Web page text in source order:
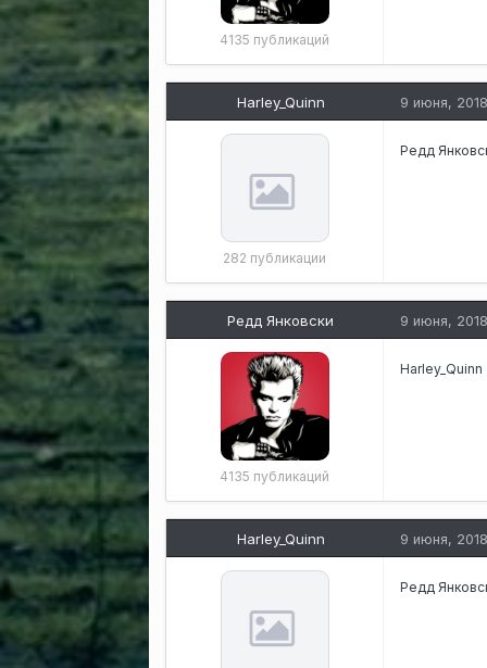
4135 публикаций
Harley_Quinn
282 публикации
9 июня, 2018
Редд
Редд Янковски
4135 публикаций
9 июня, 2018
Harley_Quinn
Harley_Quinn 9 июня, 2018
Редд